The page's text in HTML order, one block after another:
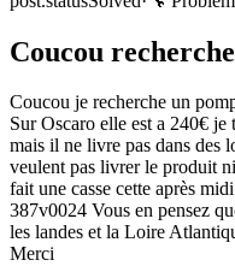
Coucou
Coucou je recherche un
Sur Oscaro elle est a 240€
mais il ne livre pas dans des
veulent pas livrer le produit
fait une casse cette après
387v0024 Vous en pensez
les landes et la Loire
Merci